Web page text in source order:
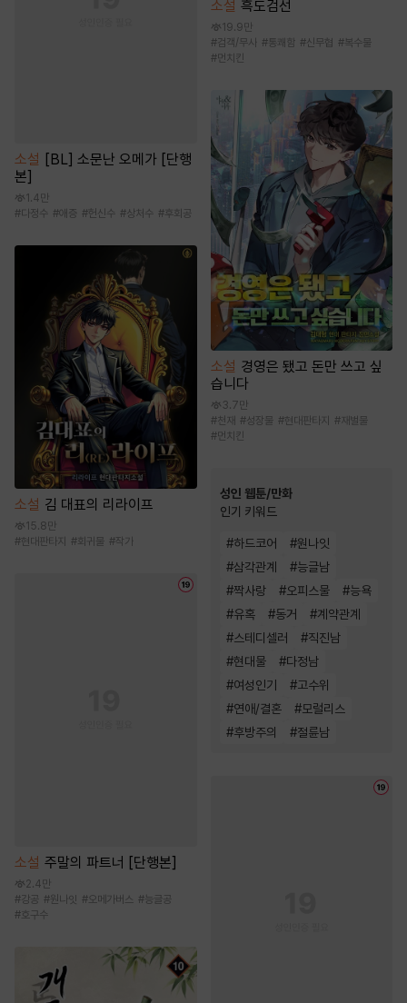
소설
[BL] 소문난 오메가 [단행
본]
1.4만
#다정수 #애증 #헌신수 #상처수 #후회공
소설 김 대표의 리라이프
15.8만
#현대판타지 #회귀물 #작가
소설 주말의 파트너 [단행본]
2.4만
#강공 #원나잇 #오메가버스 #능글공
#호구수
소설 흑도검선
19.9만
#검객/무사 #통쾌함 #신무협 #복수물
#먼치킨
소설 경영은 됐고 돈만 쓰고 싶
습니다
3.7만
#천재 #성장물 #현대판타지 #재벌물
#먼치킨
성인 웹툰/만화
인기 키워드
#하드코어 #원나잇
#삼각관계 #능글남
#짝사랑 #오피스물 #능욕
#유혹 #동거 #계약관계
#스테디셀러 #직진남
#현대물 #다정남
#여성인기 #고수위
#연애/결혼 #모럴리스
#후방주의 #절륜남